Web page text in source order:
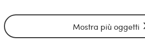
Mostra più oggetti